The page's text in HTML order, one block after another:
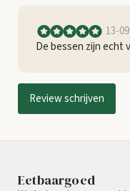
13-
De bessen zijn echt
Review schrijven
Eetbaargoed